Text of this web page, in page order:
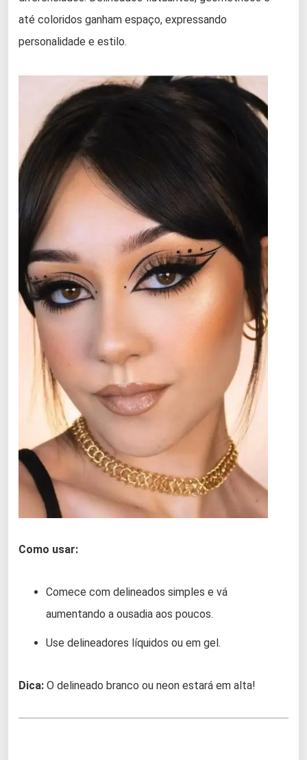
até coloridos ganham espaço, expressando
personalidade e estilo.
Como usar:
Comece com delineados simples e vá
aumentando a ousadia aos poucos.
Use delineadores líquidos ou em gel.
Dica: O delineado branco ou neon estará em alta!